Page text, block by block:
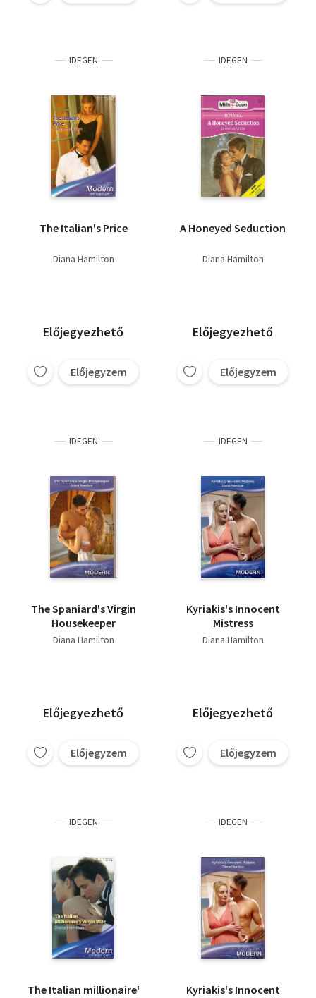
IDEGEN
The Italian's Price
Diana Hamilton
Előjegyezhető
Előjegyzem
IDEGEN
A Honeyed Seduction
Diana Hamilton
Előjegyezhető
Előjegyzem
IDEGEN
The Spaniard's Virgin
Housekeeper
Diana Hamilton
Előjegyezhető
Előjegyzem
IDEGEN
Kyriakis's Innocent
Mistress
Diana Hamilton
Előjegyezhető
Előjegyzem
IDEGEN
The Italian millionaire'
IDEGEN
Kyriakis's Innocent